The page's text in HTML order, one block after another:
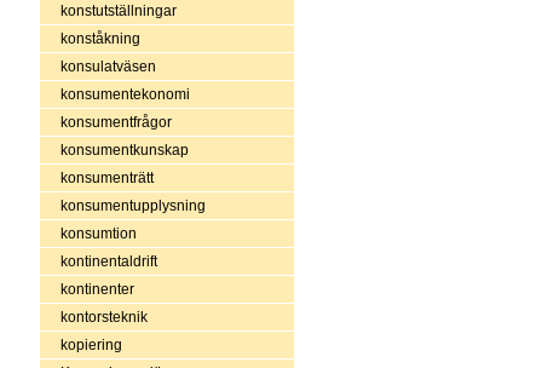
konstutställningar
konståkning
konsulatväsen
konsumentekonomi
konsumentfrågor
konsumentkunskap
konsumenträtt
konsumentupplysning
konsumtion
kontinentaldrift
kontinenter
kontorsteknik
kopiering